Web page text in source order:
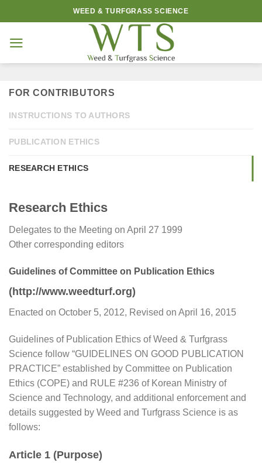
to
content
WEED & TURFGRASS SCIENCE
FOR CONTRIBUTORS
INSTRUCTIONS TO AUTHORS
PUBLICATION ETHICS
RESEARCH ETHICS
Research Ethics
Delegates to the Meeting on April 27 1999
Other corresponding editors
Guidelines of Committee on Publication Ethics
(http://www.weedturf.org)
Enacted on October 5, 2012, Revised on April 16, 2015
Guidelines of Publication Ethics of Weed & Turfgrass
Science follow “GUIDELINES ON GOOD PUBLICATION
PRACTICE” established by Committee on Publication
Ethics (COPE) and RULE #236 of Korean Ministry of
Science and Technology, and additional enforcement and
details suggested by Weed and Turfgrass Science is as
follows:
Article 1 (Purpose)